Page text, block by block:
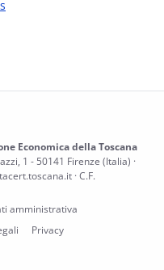
Economica della Toscana
1 - 50141 Firenze (Italia) ·
· C.F.
amministrativa
Privacy